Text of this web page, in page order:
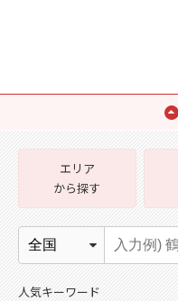
エリア
から探す
人気キーワード